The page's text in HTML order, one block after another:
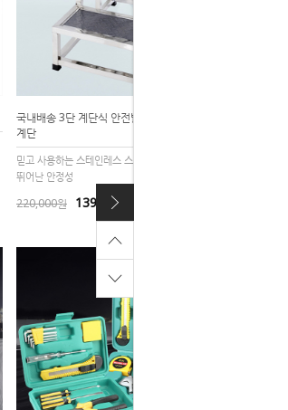
국내배송 3단 계단식 안전발판 디딤대 용접형
계단
믿고 사용하는 스테인레스 스틸 프레임 두꺼운스틸
뛰어난 안정성
220,000원 139,000원